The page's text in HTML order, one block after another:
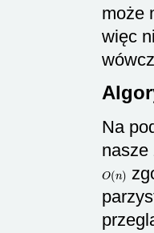
może
więc
Na
nasze
O( )